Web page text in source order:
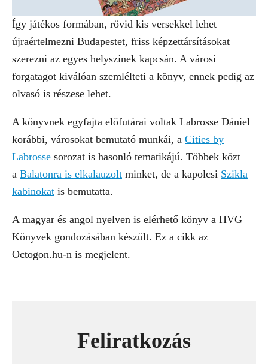
Így játékos formában, rövid kis versekkel lehet
újraértelmezni Budapestet, friss képzettársításokat
szerezni az egyes helyszínek kapcsán. A városi
forgatagot kiválóan szemlélteti a könyv, ennek pedig az
olvasó is részese lehet.
A könyvnek egyfajta előfutárai voltak Labrosse Dániel
korábbi, városokat bemutató munkái, a Cities by
Labrosse sorozat is hasonló tematikájú. Többek közt
a Balatonra is elkalauzolt minket, de a kapolcsi Szikla
kabinokat is bemutatta.
A magyar és angol nyelven is elérhető könyv a HVG
Könyvek gondozásában készült. Ez a cikk az
Octogon.hu-n is megjelent.
Feliratkozás